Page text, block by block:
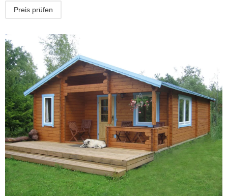
Preis prüfen